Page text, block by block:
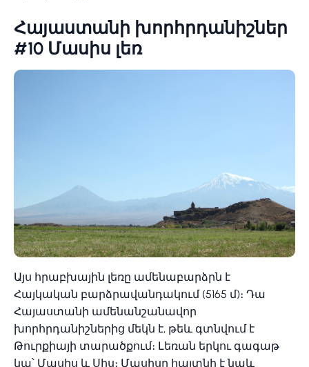
Հայաստանի խորհրդանիշներ
#10 Մասիս լեռ
Այս հրաբխային լեռը ամենաբարձրն է
Հայկական բարձրավանդակում (5165 մ)։ Դա
Հայաստանի ամենանշանավոր
խորհրդանիշներից մեկն է, թեև գտնվում է
Թուրքիայի տարածքում։ Լեռան երկու գագաթ
կա՝ Մասիս և Սիս։ Մասիսը հայտնի է նաև